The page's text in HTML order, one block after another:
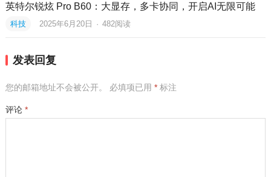
英特尔锐炫 Pro B60：大显存，多卡协同，开启AI无限可能
科技 2025年6月20日 · 482阅读
发表回复
您的邮箱地址不会被公开。 必填项已用 *标注
评论 *